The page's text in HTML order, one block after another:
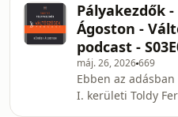
Hogyan lesz
Kiszámítható-e
poén? Miben
különbözik egy
humorista
humor? Mitől
Pályakezdők
Ágoston -
podcast -
máj. 26, 2026669
Ebben az
I. kerületi Toldy